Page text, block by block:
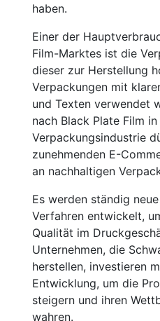
haben.
Einer der
Film-Marktes ist die
dieser zur Herstellung
Verpackungen mit
und Texten verwendet
nach Black Plate Film
Verpackungsindustrie
zunehmenden E-
an nachhaltigen
Es werden ständig
Verfahren entwickelt,
Qualität im
Unternehmen, die
herstellen, investieren
Entwicklung, um die
steigern und ihren
wahren.